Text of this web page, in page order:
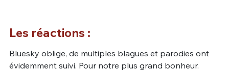
Les réactions :
Bluesky oblige, de multiples blagues et parodies ont
évidemment suivi. Pour notre plus grand bonheur.